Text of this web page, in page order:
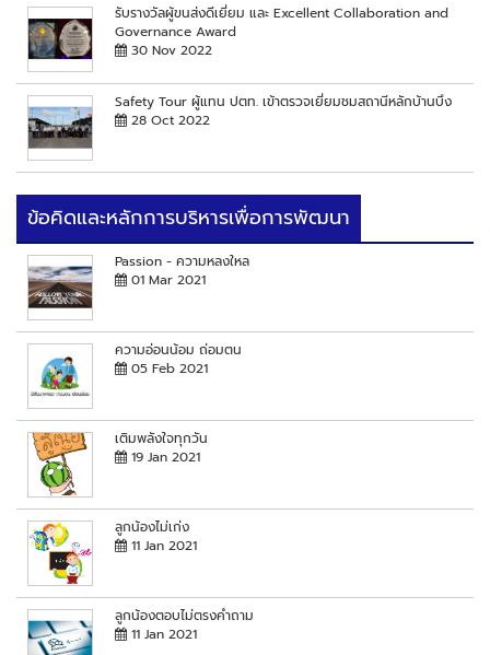
รับรางวัลผู้ขนส่งดีเยี่ยม และ Excellent Collaboration and
Governance Award
30 Nov 2022
Safety Tour ผู้แทน ปตท. เข้าตรวจเยี่ยมชมสถานีหลักบ้านบึง
28 Oct 2022
ข้อคิดและหลักการบริหารเพื่อการพัฒนา
Passion - ความหลงใหล
01 Mar 2021
ความอ่อนน้อม ถ่อมตน
05 Feb 2021
เติมพลังใจทุกวัน
19 Jan 2021
ลูกน้องไม่เก่ง
11 Jan 2021
ลูกน้องตอบไม่ตรงคำถาม
11 Jan 2021